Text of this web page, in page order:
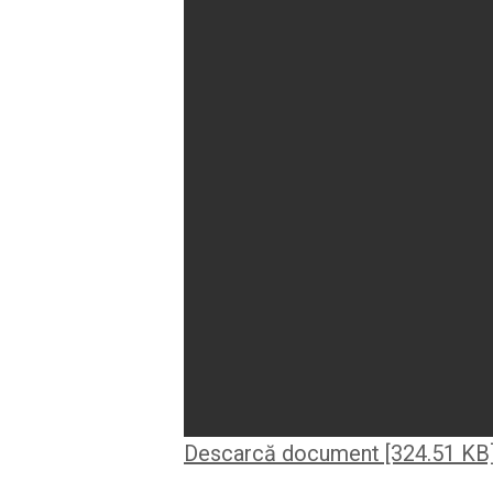
Descarcă document [324.51